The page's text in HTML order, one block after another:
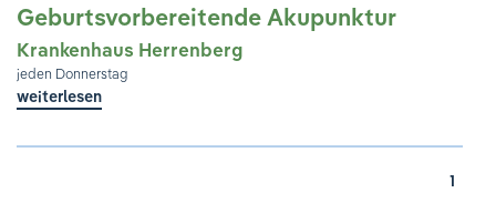
Geburtsvorbereitende Akupunktur
Krankenhaus Herrenberg
jeden Donnerstag
weiterlesen
1